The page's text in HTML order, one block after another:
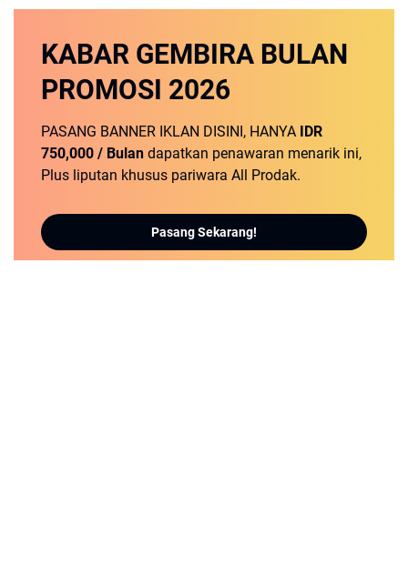
KABAR GEMBIRA BULAN
PROMOSI 2026
PASANG BANNER IKLAN DISINI, HANYA IDR
750,000 / Bulan dapatkan penawaran menarik ini,
Plus liputan khusus pariwara All Prodak.
Pasang Sekarang!